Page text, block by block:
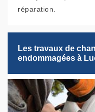
réparation.
Les travaux de
endommagées à